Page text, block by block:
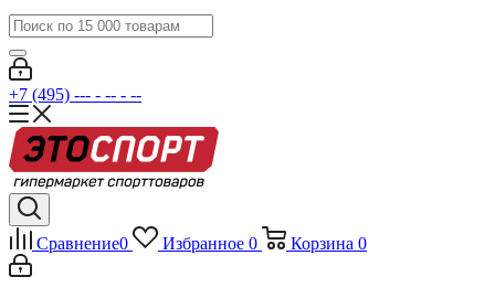
+7 (495) --- - -- - --
Сравнение0 Избранное 0 Корзина 0